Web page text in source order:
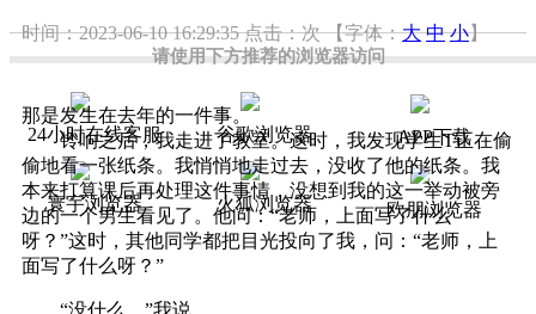
请使用下方推荐的浏览器访问
24小时在线客服 谷歌浏览器 APP下载
寰宇浏览器 火狐浏览器 欧朋浏览器
时间：2023-06-10 16:29:35点击：次 【字体：大 中 小】
那是发生在去年的一件事。
铃响之后，我走进了教室。这时，我发现学生T正在偷
偷地看一张纸条。我悄悄地走过去，没收了他的纸条。我
本来打算课后再处理这件事情，没想到我的这一举动被旁
边的一个男生看见了。他问：“老师，上面写了什么
呀？”这时，其他同学都把目光投向了我，问：“老师，上
面写了什么呀？”